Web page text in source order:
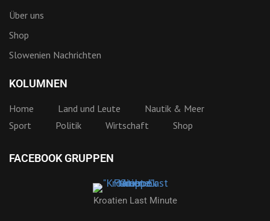
Über uns
Shop
Slowenien Nachrichten
KOLUMNEN
Home Land und Leute
Nautik & Meer
Sport
Politik Wirtschaft Shop
FACEBOOK GRUPPEN
Kroatien Last Minute